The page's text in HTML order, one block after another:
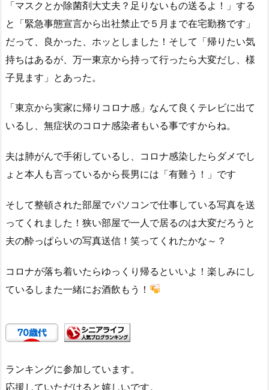
「マスクとか除菌剤大丈夫？足りないもの送るよ！」する
と「緊急事態宣言から出社禁止で５月まで在宅勤務です」
だって、良かった、ホッとしました！そして「帰りたい気
持ちはあるが、万一東京から持って行ったら大変だし、様
子見ます」とあった。
「東京から実家に帰りコロナ感」なんて良くテレビに出て
いるし、無症状のコロナ感染者もいる事ですからね。
夫は肺がんで手術しているし、コロナ感染したらダメでし
ょと本人も言っているから長男には「有難う！」です
そして整頓された部屋でパソコンで仕事している写真を送
ってくれました！狭い部屋で一人で居るのは大変だろうと
夫の酔っぱらいの写真送信！笑ってくれたかな～？
コロナが落ち着いたらゆっくり帰るといいよ！楽しみにし
ているしまた一緒にお酒飲もう！
ランキングに参加しています。
応援していただけると嬉しいです。